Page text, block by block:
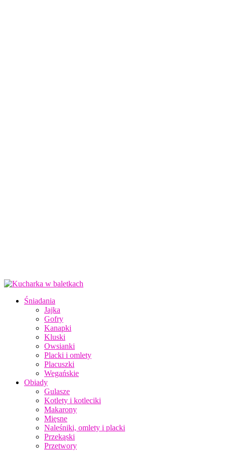
Śniadania
Jajka
Gofry
Kanapki
Kluski
Owsianki
Placki i omlety
Placuszki
Wegańskie
Obiady
Gulasze
Kotlety i kotleciki
Makarony
Mięsne
Naleśniki, omlety i placki
Przekąski
Przetwory